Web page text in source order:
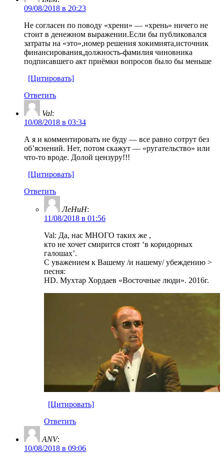
09/08/2018 в 20:23
Не согласен по поводу «хрени» — «хрень» ничего не
стоит в денежном выражении.Если бы публиковался
затраты на «это»,номер решения хокимията,источник
финансирования,должность-фамилия чиновника
подписавшего акт приёмки вопросов было бы меньше
[Цитировать]
Ответить
Val:
10/08/2018 в 03:34
А я и комментировать не буду — все равно сотрут без
об’яснений. Нет, потом скажут — «ругательство» или
что-то вроде. Долой цензуру!!!
[Цитировать]
Ответить
ЛеНиН:
11/08/2018 в 01:56
Val: Да, нас МНОГО таких же ,
кто не хочет смирится стоят ‘в коридорных
галошах’.
C уважением к Вашему /и нашему/ убеждению >
песня:
HD. Мухтар Хордаев «Восточные люди». 2016г.
[Цитировать]
Ответить
ANV:
10/08/2018 в 09:06